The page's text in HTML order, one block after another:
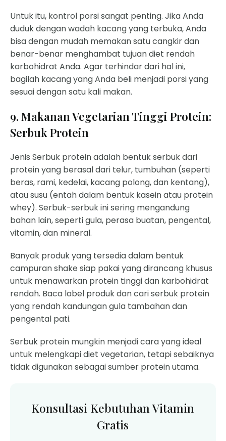
Untuk itu, kontrol porsi sangat penting. Jika Anda
duduk dengan wadah kacang yang terbuka, Anda
bisa dengan mudah memakan satu cangkir dan
benar-benar menghambat tujuan diet rendah
karbohidrat Anda. Agar terhindar dari hal ini,
bagilah kacang yang Anda beli menjadi porsi yang
sesuai dengan satu kali makan.
9. Makanan Vegetarian Tinggi Protein:
Serbuk Protein
Jenis Serbuk protein adalah bentuk serbuk dari
protein yang berasal dari telur, tumbuhan (seperti
beras, rami, kedelai, kacang polong, dan kentang),
atau susu (entah dalam bentuk kasein atau protein
whey). Serbuk-serbuk ini sering mengandung
bahan lain, seperti gula, perasa buatan, pengental,
vitamin, dan mineral.
Banyak produk yang tersedia dalam bentuk
campuran shake siap pakai yang dirancang khusus
untuk menawarkan protein tinggi dan karbohidrat
rendah. Baca label produk dan cari serbuk protein
yang rendah kandungan gula tambahan dan
pengental pati.
Serbuk protein mungkin menjadi cara yang ideal
untuk melengkapi diet vegetarian, tetapi sebaiknya
tidak digunakan sebagai sumber protein utama.
Konsultasi Kebutuhan Vitamin
Gratis